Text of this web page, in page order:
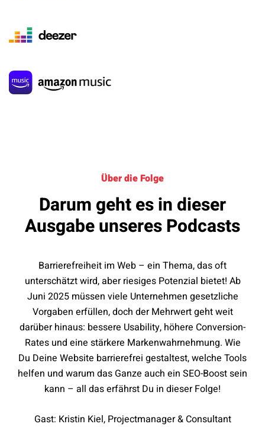
Über die Folge
Darum geht es in dieser
Ausgabe unseres Podcasts
Barrierefreiheit im Web – ein Thema, das oft
unterschätzt wird, aber riesiges Potenzial bietet! Ab
Juni 2025 müssen viele Unternehmen gesetzliche
Vorgaben erfüllen, doch der Mehrwert geht weit
darüber hinaus: bessere Usability, höhere Conversion-
Rates und eine stärkere Markenwahrnehmung. Wie
Du Deine Website barrierefrei gestaltest, welche Tools
helfen und warum das Ganze auch ein SEO-Boost sein
kann – all das erfährst Du in dieser Folge!
Gast: Kristin Kiel, Projectmanager & Consultant